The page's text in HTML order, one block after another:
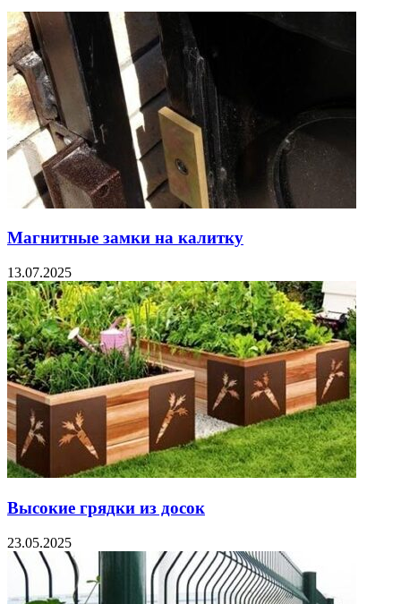
Магнитные замки на калитку
13.07.2025
Высокие грядки из досок
23.05.2025